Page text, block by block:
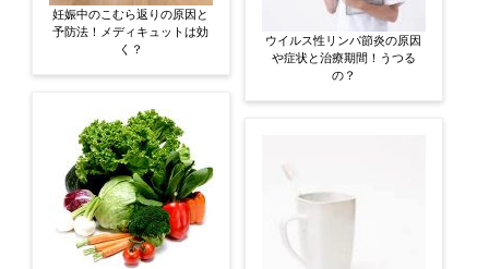
妊娠中のこむら返りの原因と
予防法！メディキュットは効
く？
ウイルス性リンパ節炎の原因
や症状と治療期間！うつる
の？